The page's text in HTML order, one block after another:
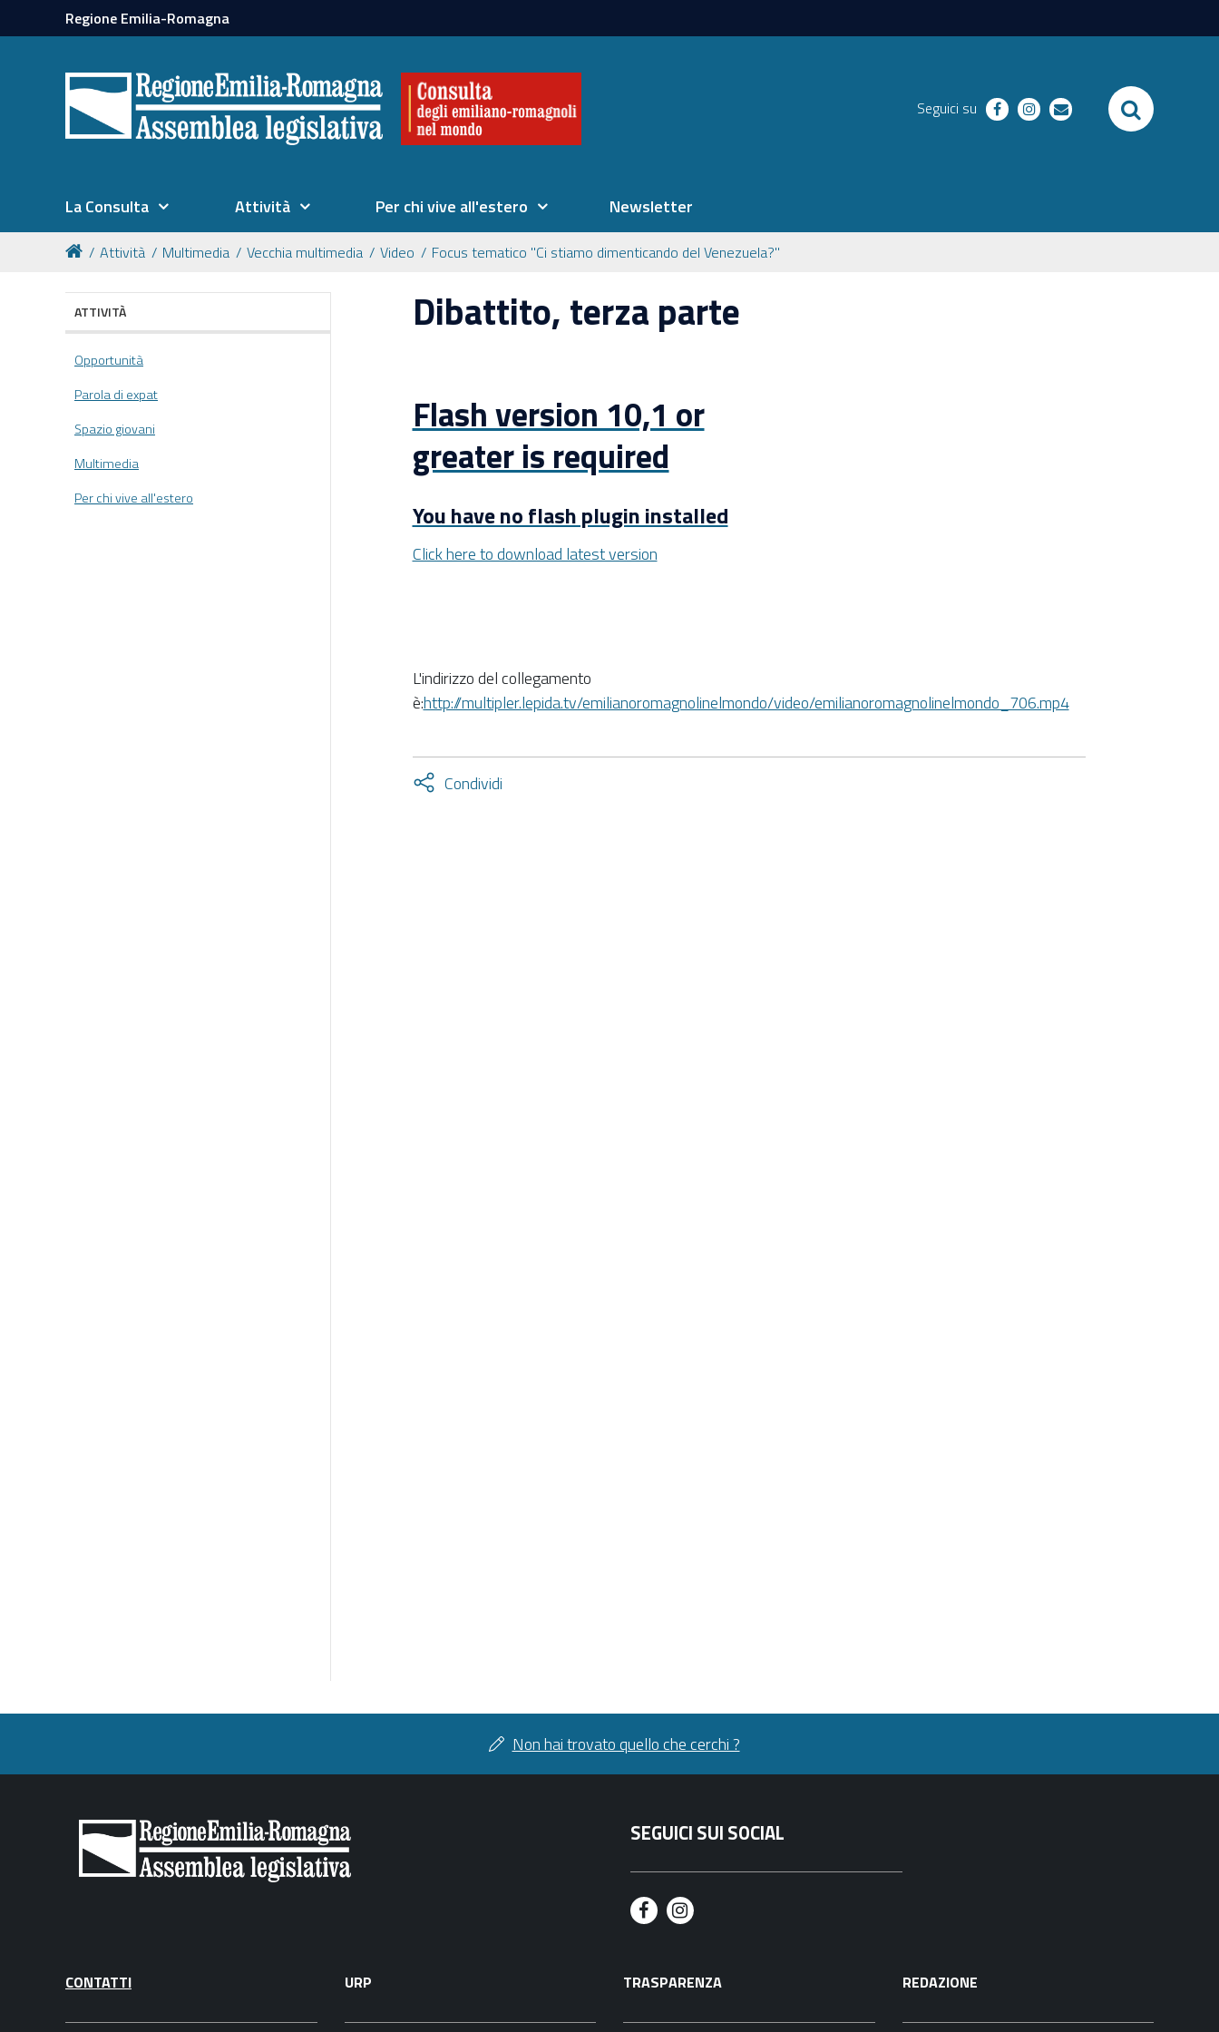
Regione Emilia-Romagna
Seguici su facebookinstagram
email SEARCH
La Consulta Attività Per chi vive all'estero Newsletter
Attività Multimedia Vecchia multimedia Video Focus tematico "Ci stiamo dimenticando del Venezuela?"
Dibattito, terza parte
Flash version 10,1 or
greater is required
You have no flash plugin installed
Click here to download latest version
L'indirizzo del collegamento
è:http://multipler.lepida.tv/emilianoromagnolinelmondo/video/emilianoromagnolinelmondo_706.mp4
Condividi
Attiva
ATTIVITÀ
Opportunità
Parola di expat
Spazio giovani
Multimedia
Per chi vive all'estero
Non hai trovato quello che cerchi ?
SEGUICI SUI SOCIAL
F
c
e
I
s
t
CONTATTI URP TRASPARENZA REDAZIONE